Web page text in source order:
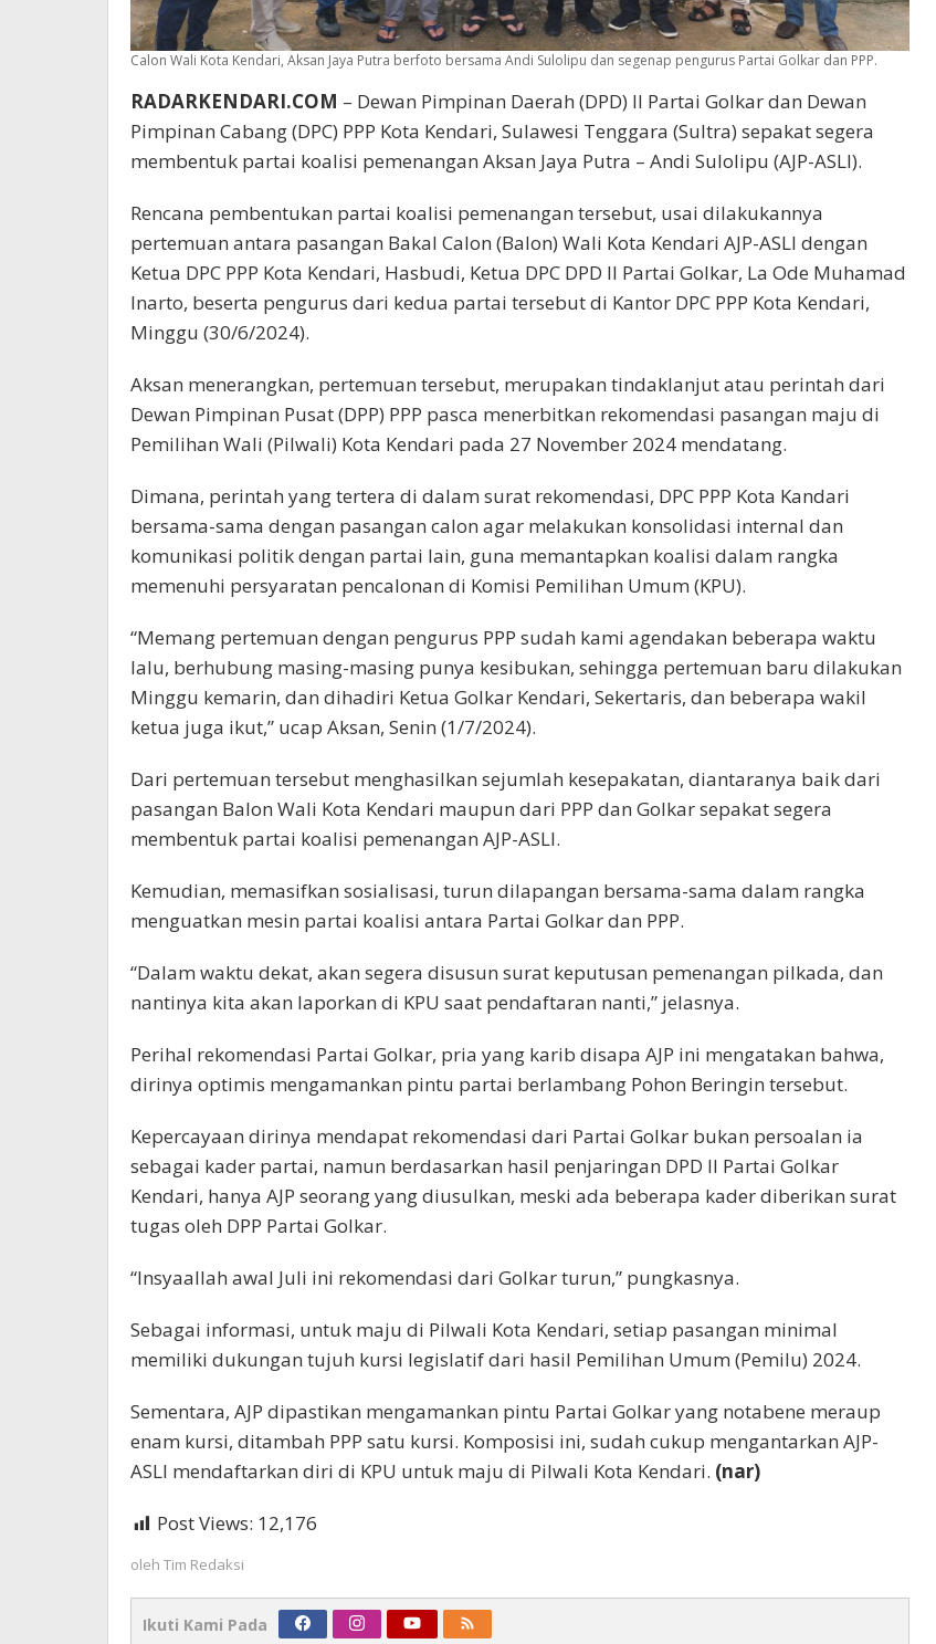
Calon Wali Kota Kendari, Aksan Jaya Putra berfoto bersama Andi Sulolipu dan segenap pengurus Partai Golkar dan PPP.
RADARKENDARI.COM – Dewan Pimpinan Daerah (DPD) II Partai Golkar dan Dewan
Pimpinan Cabang (DPC) PPP Kota Kendari, Sulawesi Tenggara (Sultra) sepakat segera
membentuk partai koalisi pemenangan Aksan Jaya Putra – Andi Sulolipu (AJP-ASLI).
Rencana pembentukan partai koalisi pemenangan tersebut, usai dilakukannya
pertemuan antara pasangan Bakal Calon (Balon) Wali Kota Kendari AJP-ASLI dengan
Ketua DPC PPP Kota Kendari, Hasbudi, Ketua DPC DPD II Partai Golkar, La Ode Muhamad
Inarto, beserta pengurus dari kedua partai tersebut di Kantor DPC PPP Kota Kendari,
Minggu (30/6/2024).
Aksan menerangkan, pertemuan tersebut, merupakan tindaklanjut atau perintah dari
Dewan Pimpinan Pusat (DPP) PPP pasca menerbitkan rekomendasi pasangan maju di
Pemilihan Wali (Pilwali) Kota Kendari pada 27 November 2024 mendatang.
Dimana, perintah yang tertera di dalam surat rekomendasi, DPC PPP Kota Kandari
bersama-sama dengan pasangan calon agar melakukan konsolidasi internal dan
komunikasi politik dengan partai lain, guna memantapkan koalisi dalam rangka
memenuhi persyaratan pencalonan di Komisi Pemilihan Umum (KPU).
“Memang pertemuan dengan pengurus PPP sudah kami agendakan beberapa waktu
lalu, berhubung masing-masing punya kesibukan, sehingga pertemuan baru dilakukan
Minggu kemarin, dan dihadiri Ketua Golkar Kendari, Sekertaris, dan beberapa wakil
ketua juga ikut,” ucap Aksan, Senin (1/7/2024).
Dari pertemuan tersebut menghasilkan sejumlah kesepakatan, diantaranya baik dari
pasangan Balon Wali Kota Kendari maupun dari PPP dan Golkar sepakat segera
membentuk partai koalisi pemenangan AJP-ASLI.
Kemudian, memasifkan sosialisasi, turun dilapangan bersama-sama dalam rangka
menguatkan mesin partai koalisi antara Partai Golkar dan PPP.
“Dalam waktu dekat, akan segera disusun surat keputusan pemenangan pilkada, dan
nantinya kita akan laporkan di KPU saat pendaftaran nanti,” jelasnya.
Perihal rekomendasi Partai Golkar, pria yang karib disapa AJP ini mengatakan bahwa,
dirinya optimis mengamankan pintu partai berlambang Pohon Beringin tersebut.
Kepercayaan dirinya mendapat rekomendasi dari Partai Golkar bukan persoalan ia
sebagai kader partai, namun berdasarkan hasil penjaringan DPD II Partai Golkar
Kendari, hanya AJP seorang yang diusulkan, meski ada beberapa kader diberikan surat
tugas oleh DPP Partai Golkar.
“Insyaallah awal Juli ini rekomendasi dari Golkar turun,” pungkasnya.
Sebagai informasi, untuk maju di Pilwali Kota Kendari, setiap pasangan minimal
memiliki dukungan tujuh kursi legislatif dari hasil Pemilihan Umum (Pemilu) 2024.
Sementara, AJP dipastikan mengamankan pintu Partai Golkar yang notabene meraup
enam kursi, ditambah PPP satu kursi. Komposisi ini, sudah cukup mengantarkan AJP-
ASLI mendaftarkan diri di KPU untuk maju di Pilwali Kota Kendari. (nar)
Post Views: 12,176
oleh Tim Redaksi
Ikuti Kami Pada